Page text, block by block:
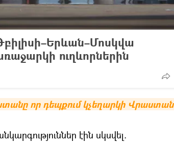
ուղևորներին
որ դեպքում կչեղարկի Վրաստան
էին սկսվել.